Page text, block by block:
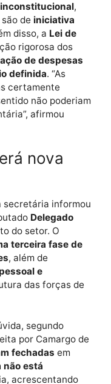
da saúde, a
emendas das
Dra. Taíssa, que
como obrigação,
.
éinconstitucional
são deiniciativa
criação de despesas
definida
certamente
sentido não
afirmou
nova
deputadoDelegado
do setor. O
uma terceira fase de
, além de